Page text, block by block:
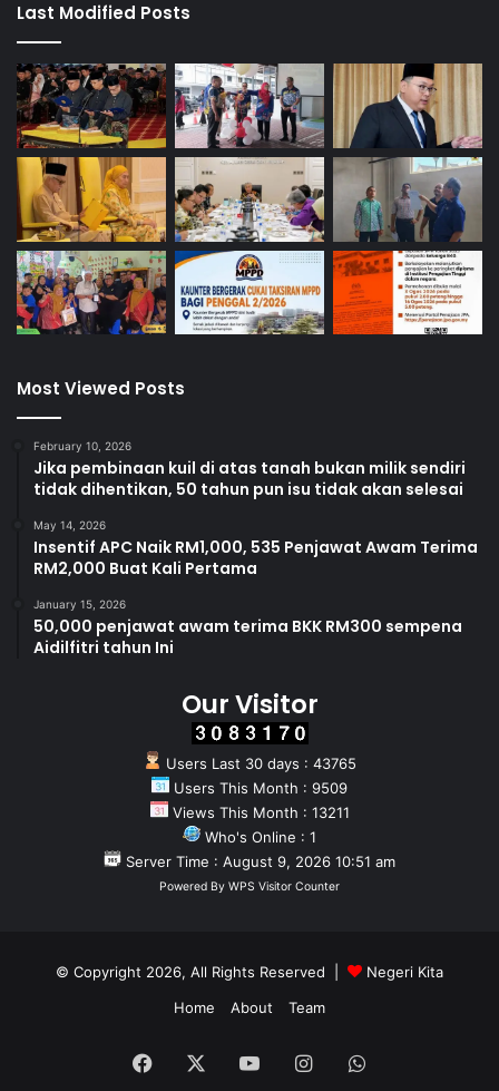
Last Modified Posts
Most Viewed Posts
February 10, 2026
Jika pembinaan kuil di atas tanah bukan milik sendiri
tidak dihentikan, 50 tahun pun isu tidak akan selesai
May 14, 2026
Insentif APC Naik RM1,000, 535 Penjawat Awam Terima
RM2,000 Buat Kali Pertama
January 15, 2026
50,000 penjawat awam terima BKK RM300 sempena
Aidilfitri tahun Ini
Our Visitor
Users Last 30 days : 43765
Users This Month : 9509
Views This Month : 13211
Who's Online : 1
Server Time : August 9, 2026 10:51 am
Powered By WPS Visitor Counter
© Copyright 2026, All Rights Reserved |
Negeri Kita
Home
About Team
Facebook YouTubeInstagramWhatsApp